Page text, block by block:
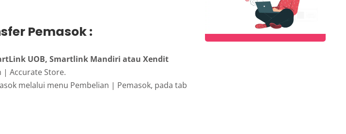
Pemasok :
UOB, Smartlink Mandiri atau Xendit
Accurate Store.
melalui menu Pembelian | Pemasok, pada tab